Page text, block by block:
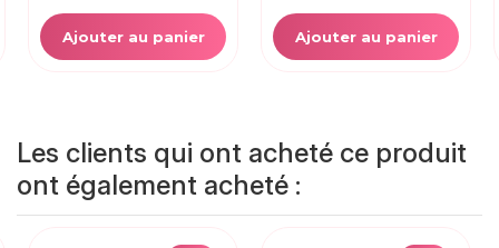
Ajouter au panier Ajouter au panier
Les clients qui ont acheté ce produit
ont également acheté :